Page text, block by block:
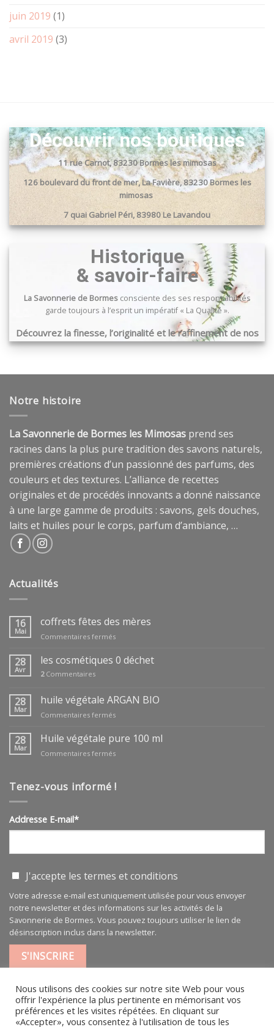
juin 2019 (1)
avril 2019 (3)
Découvrir nos boutiques
11 rue Carnot, 83230 Bormes les mimosas
126 boulevard du front de mer, La Favière, 83230 Bormes les
mimosas
7 quai Gabriel Péri, 83980 Le Lavandou
Historique
& savoir-faire
La Savonnerie de Bormesconsciente des ses responsabilités
garde toujours à l’esprit un impératif « La Qualité ».
Découvrez la finesse, l’originalité et le raffinement de nos
produits …
Notre histoire
La Savonnerie de Bormes les Mimosas prend ses
racines dans la plus pure tradition des savons naturels,
premières créations d’un passionné des parfums, des
couleurs et des textures. L’alliance de recettes
originales et de procédés innovants a donné naissance
à une large gamme de produits : savons, gels douches,
laits et huiles pour le corps, parfum d’ambiance, …
Actualités
16
Mai
coffrets fêtes des mères
Commentaires ferméssur
fêtes
28
Avr
les cosmétiques 0 déchet
2Commentaires
28
Mar
huile végétale ARGAN BIO
Commentaires ferméssur
végétale
BIO
28
Mar
Huile végétale pure 100 ml
Commentaires ferméssur
pure
Tenez-vous informé !
Addresse E-mail*
J'accepte les termes et conditions
Votre adresse e-mail est uniquement utilisée pour vous envoyer
notre newsletter et des informations sur les activités de la
Savonnerie de Bormes. Vous pouvez toujours utiliser le lien de
désinscription inclus dans la newsletter.
MENTIONS LÉGALES|CGV
Nous utilisons des cookies sur notre site Web pour vous
offrir l'expérience la plus pertinente en mémorisant vos
préférences et les visites répétées. En cliquant sur
«Accepter», vous consentez à l'utilisation de tous les